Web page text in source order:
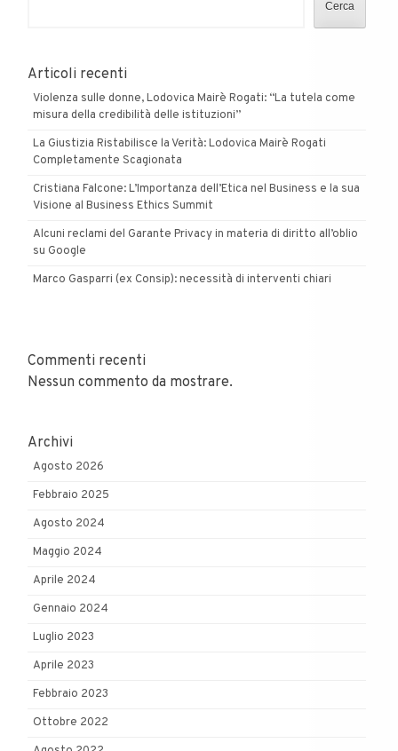
Cerca
Articoli recenti
Violenza sulle donne, Lodovica Mairè Rogati: “La tutela come
misura della credibilità delle istituzioni”
La Giustizia Ristabilisce la Verità: Lodovica Mairè Rogati
Completamente Scagionata
Cristiana Falcone: L’Importanza dell’Etica nel Business e la sua
Visione al Business Ethics Summit
Alcuni reclami del Garante Privacy in materia di diritto all’oblio
su Google
Marco Gasparri (ex Consip): necessità di interventi chiari
Commenti recenti
Nessun commento da mostrare.
Archivi
Agosto 2026
Febbraio 2025
Agosto 2024
Maggio 2024
Aprile 2024
Gennaio 2024
Luglio 2023
Aprile 2023
Febbraio 2023
Ottobre 2022